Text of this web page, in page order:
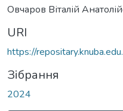
Овчаров Віталій
URI
https://
Зібрання
2024